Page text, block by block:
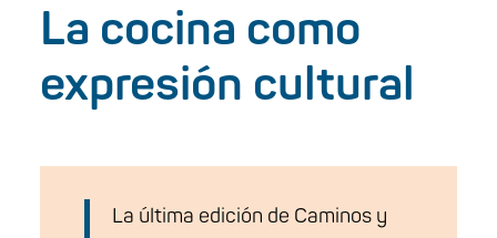
La cocina como
expresión cultural
La última edición de Caminos y